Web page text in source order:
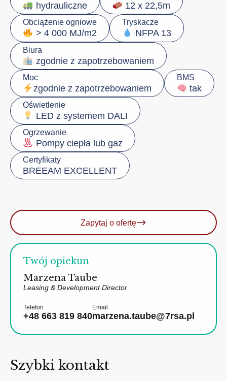
hydrauliczne 12 x 22,5m
Obciążenie ogniowe
> 4 000 MJ/m2
Tryskacze
NFPA 13
Biura
zgodnie z zapotrzebowaniem
Moc
zgodnie z zapotrzebowaniem
BMS
tak
Oświetlenie
LED z systemem DALI
Ogrzewanie
Pompy ciepła lub gaz
Certyfikaty
BREEAM EXCELLENT
Zapytaj o ofertę
Twój opiekun
Marzena Taube
Leasing & Development Director
Telefon
+48 663 819 840
Email
marzena.taube@7rsa.pl
Szybki kontakt